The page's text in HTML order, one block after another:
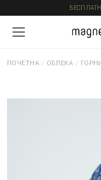
ПОЧЕТНА / ОБЛЕКА /